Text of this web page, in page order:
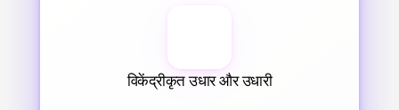
विकेंद्रीकृत उधार और उधारी